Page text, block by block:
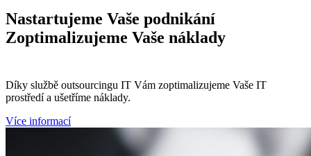
Nastartujeme Vaše podnikání
Zoptimalizujeme Vaše náklady
Díky službě outsourcingu IT Vám zoptimalizujeme Vaše IT
prostředí a ušetříme náklady.
Více informací